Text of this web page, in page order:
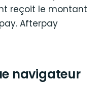
reçoit le montant
Afterpay
navigateur